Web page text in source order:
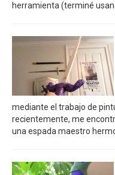
herramienta (terminé
mediante el trabajo de
recientemente, me
una espada maestro